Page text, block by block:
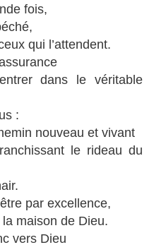
fois,
qui l’attendent.
dans le véritable
:
nouveau et vivant
le rideau du
par excellence,
maison de Dieu.
vers Dieu